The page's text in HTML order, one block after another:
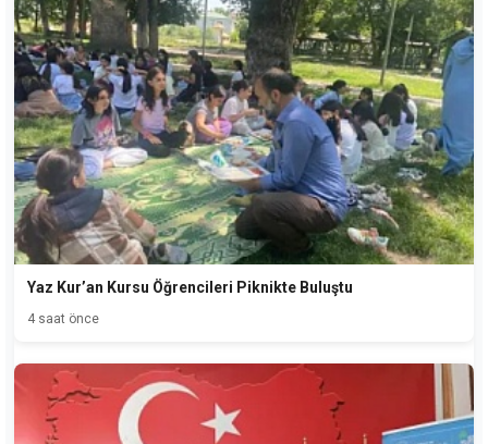
Yaz Kur’an Kursu Öğrencileri Piknikte Buluştu
4 saat önce